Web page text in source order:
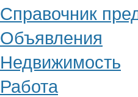
Справочник
Объявления
Недвижимость
Работа